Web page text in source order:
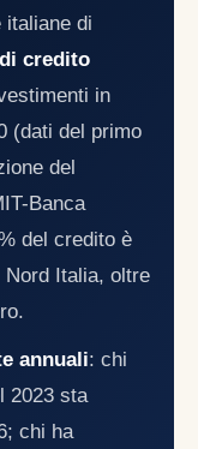
italiane di
credito
in
(dati del primo
del
Banca
del credito è
Italia, oltre
annuali: chi
2023 sta
chi ha